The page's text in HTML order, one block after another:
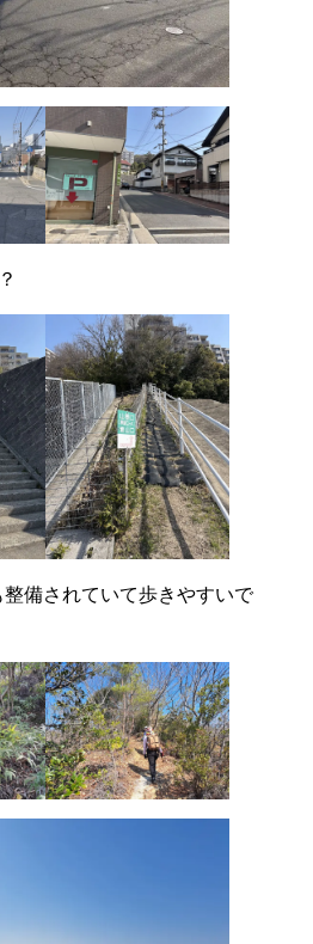
備されていて歩きやすいで